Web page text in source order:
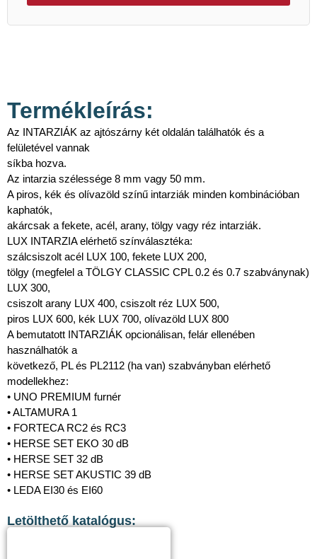
Termékleírás:
Az INTARZIÁK az ajtószárny két oldalán találhatók és a
felületével vannak
síkba hozva.
Az intarzia szélessége 8 mm vagy 50 mm.
A piros, kék és olívazöld színű intarziák minden kombinációban
kaphatók,
akárcsak a fekete, acél, arany, tölgy vagy réz intarziák.
LUX INTARZIA elérhető színválasztéka:
szálcsiszolt acél LUX 100, fekete LUX 200,
tölgy (megfelel a TÖLGY CLASSIC CPL 0.2 és 0.7 szabványnak)
LUX 300,
csiszolt arany LUX 400, csiszolt réz LUX 500,
piros LUX 600, kék LUX 700, olívazöld LUX 800
A bemutatott INTARZIÁK opcionálisan, felár ellenében
használhatók a
következő, PL és PL2112 (ha van) szabványban elérhető
modellekhez:
• UNO PREMIUM furnér
• ALTAMURA 1
• FORTECA RC2 és RC3
• HERSE SET EKO 30 dB
• HERSE SET 32 dB
• HERSE SET AKUSTIC 39 dB
• LEDA EI30 és EI60
Letölthető katalógus: